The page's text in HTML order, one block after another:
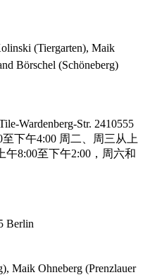
Kolinski (Tiergarten), Maik
Börschel (Schöneberg)
Wardenberg-Str. 2410555
下午4:00 周二、周三从上
午8:00至下午2:00，周六和
Berlin
Maik Ohneberg (Prenzlauer